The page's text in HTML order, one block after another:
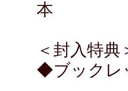
本
＜封入特典
◆ブックレ